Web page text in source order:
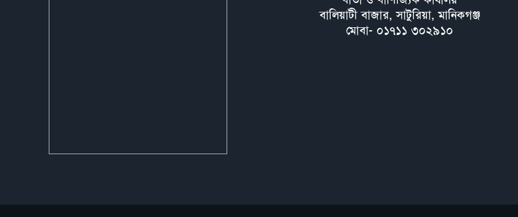
বালিয়াটী বাজার, সাটুরিয়া, মানিকগঞ্জ
মোবা- ০১৭১১ ৩০২৯১০